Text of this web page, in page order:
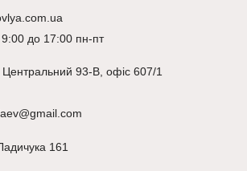
9:00 до 17:00 пн-пт
Центральний 93-В, офіс 607/1
161